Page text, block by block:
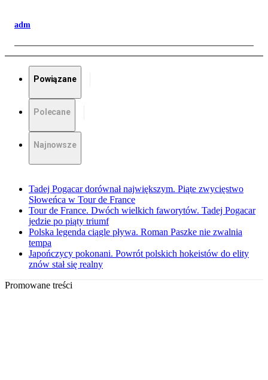
adm
Powiązane
Polecane
Najnowsze
Tadej Pogacar dorównał największym. Piąte zwycięstwo
Słoweńca w Tour de France
Tour de France. Dwóch wielkich faworytów. Tadej Pogacar
jedzie po piąty triumf
Polska legenda ciągle pływa. Roman Paszke nie zwalnia
tempa
Japończycy pokonani. Powrót polskich hokeistów do elity
znów stał się realny
Promowane treści